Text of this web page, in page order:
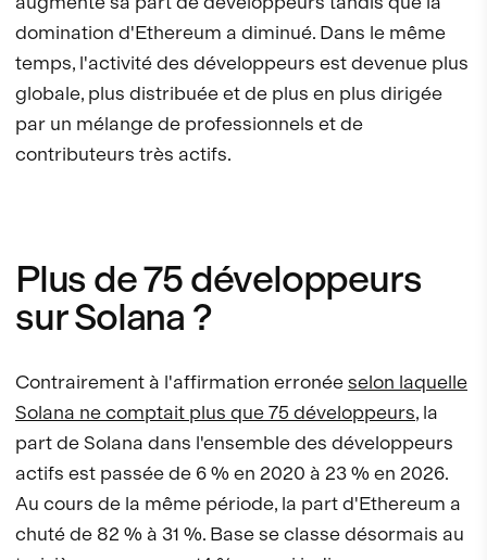
domination d'Ethereum a diminué. Dans le même
temps, l'activité des développeurs est devenue plus
globale, plus distribuée et de plus en plus dirigée
par un mélange de professionnels et de
contributeurs très actifs.
Plus de 75 développeurs
sur Solana ?
Contrairement à l'affirmation erronéeselon laquelle
Solana ne comptait plus que 75 développeurs, la
part de Solana dans l'ensemble des développeurs
actifs est passée de 6 % en 2020 à 23 % en 2026.
Au cours de la même période, la part d'Ethereum a
chuté de 82 % à 31 %. Base se classe désormais au